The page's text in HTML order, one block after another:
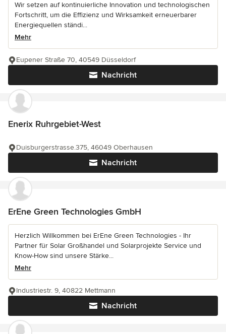
Wir setzen auf kontinuierliche Innovation und technologischen
Fortschritt, um die Effizienz und Wirksamkeit erneuerbarer
Energiequellen ständi...
Mehr
Nachricht
Eupener Straße 70, 40549 Düsseldorf
Enerix Ruhrgebiet-West
Nachricht
Duisburgerstrasse.375, 46049 Oberhausen
ErEne Green Technologies GmbH
Herzlich Willkommen bei ErEne Green Technologies - Ihr
Partner für Solar Großhandel und Solarprojekte Service und
Know-How sind unsere Stärke...
Mehr
Nachricht
Industriestr. 9, 40822 Mettmann